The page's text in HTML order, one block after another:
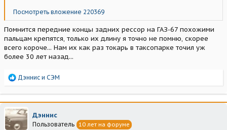
Посмотреть вложение 220369
Помнится передние концы задних рессор на ГАЗ-67 похожими
пальцам крепятся, только их длину я точно не помню, скорее
всего короче... Нам их как раз токарь в таксопарке точил уж
более 30 лет назад...
Р
а
к
ц
и
и
Дэннис и СЭМ
Дэннис
Пользователь 10 лет на форуме